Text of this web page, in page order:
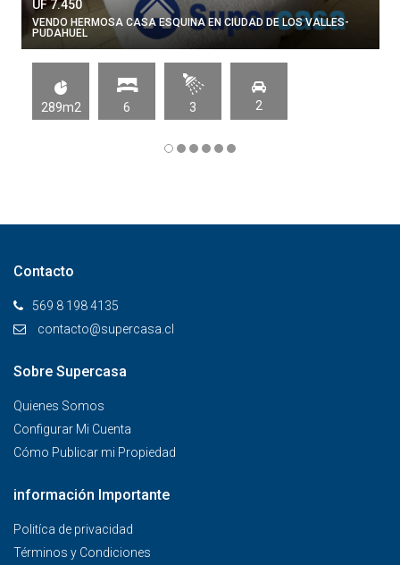
UF 7.450
VENDO HERMOSA CASA ESQUINA EN CIUDAD DE LOS VALLES-
PUDAHUEL
289m2 6 3 2
Contacto
569 8 198 4135
contacto@supercasa.cl
Sobre Supercasa
Quienes Somos
Configurar Mi Cuenta
Cómo Publicar mi Propiedad
información Importante
Politíca de privacidad
Términos y Condiciones